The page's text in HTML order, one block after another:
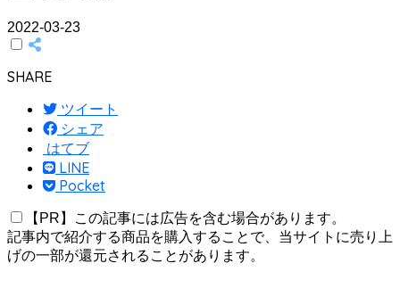
2022-03-23
SHARE
ツイート
シェア
はてブ
LINE
Pocket
【PR】この記事には広告を含む場合があります。
記事内で紹介する商品を購入することで、当サイトに売り上
げの一部が還元されることがあります。